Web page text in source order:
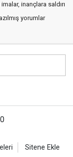
inançlara saldırı
yorumlar
Sitene Ekle